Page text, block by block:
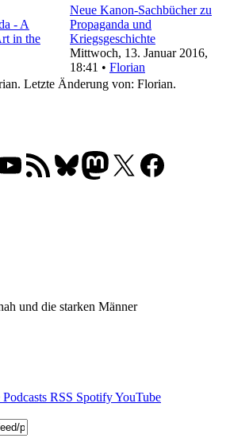
Neue Kanon-Sachbücher zu
Propaganda und
Kriegsgeschichte
Mittwoch, 13. Januar 2016,
18:41 • Florian
Letzte Änderung von: Florian.
auf Instagram
unseren YouTube-Kanal
RSS-FeedBluesky
Folgt uns auf Mastodon
X Folgt uns auf
und die starken Männer
RSS SpotifyYouTube